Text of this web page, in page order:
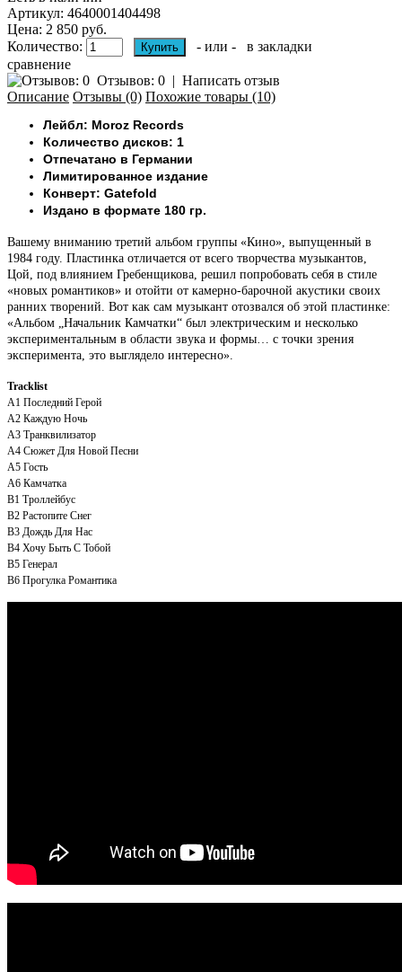
Артикул: 4640001404498
Цена: 2 850 руб.
Количество:
- или -
в закладки
сравнение
Отзывов: 0 | Написать отзыв
Описание Отзывы (0) Похожие товары (10)
Лейбл: Moroz Records
Количество дисков: 1
Отпечатано в Германии
Лимитированное издание
Конверт: Gatefold
Издано в формате 180 гр.
Вашему вниманию третий альбом группы «Кино», выпущенный в
1984 году. Пластинка отличается от всего творчества музыкантов,
Цой, под влиянием Гребенщикова, решил попробовать себя в стиле
«новых романтиков» и отойти от камерно-барочной акустики своих
ранних творений. Вот как сам музыкант отозвался об этой пластинке:
«Альбом „Начальник Камчатки“ был электрическим и несколько
экспериментальным в области звука и формы… с точки зрения
эксперимента, это выглядело интересно».
Tracklist
A1 Последний Герой
A2 Каждую Ночь
A3 Транквилизатор
A4 Сюжет Для Новой Песни
A5 Гость
A6 Камчатка
B1 Троллейбус
B2 Растопите Снег
B3 Дождь Для Нас
B4 Хочу Быть С Тобой
B5 Генерал
B6 Прогулка Романтика